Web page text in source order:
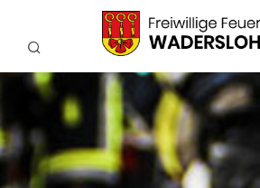
AKTUELLES
EINSÄTZE
WIR ÜBER UNS